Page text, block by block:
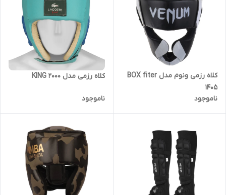
کلاه رزمی ونوم مدل BOX fiter
1405
ناموجود
کلاه رزمی مدل KING 2000
ناموجود